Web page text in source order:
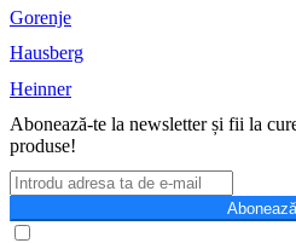
Gorenje
Hausberg
Heinner
Abonează-te la newsletter și fii la
produse!